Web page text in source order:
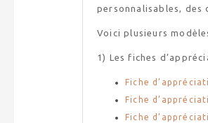
personnalisables, des
Voici plusieurs
1) Les fiches
Fiche
Fiche
Fiche